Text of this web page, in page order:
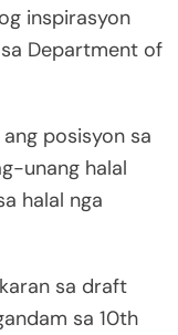
inspirasyon
Department of
posisyon sa
unang halal
halal nga
sa draft
sa 10th